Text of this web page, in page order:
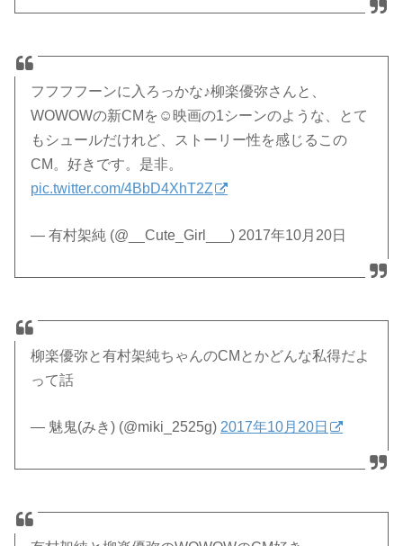
フフフフーンに入ろっかな♪柳楽優弥さんと、
WOWOWの新CMを☺︎映画の1シーンのような、とて
もシュールだけれど、ストーリー性を感じるこの
CM。好きです。是非。
pic.twitter.com/4BbD4XhT2Z
— 有村架純 (@__Cute_Girl___) 2017年10月20日
柳楽優弥と有村架純ちゃんのCMとかどんな私得だよ
って話
— 魅鬼(みき) (@miki_2525g) 2017年10月20日